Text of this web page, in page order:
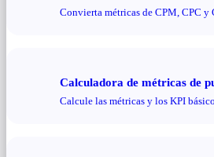
Convierta métricas de CPM, CPC y
Calculadora de métricas de
Calcule las métricas y los KPI